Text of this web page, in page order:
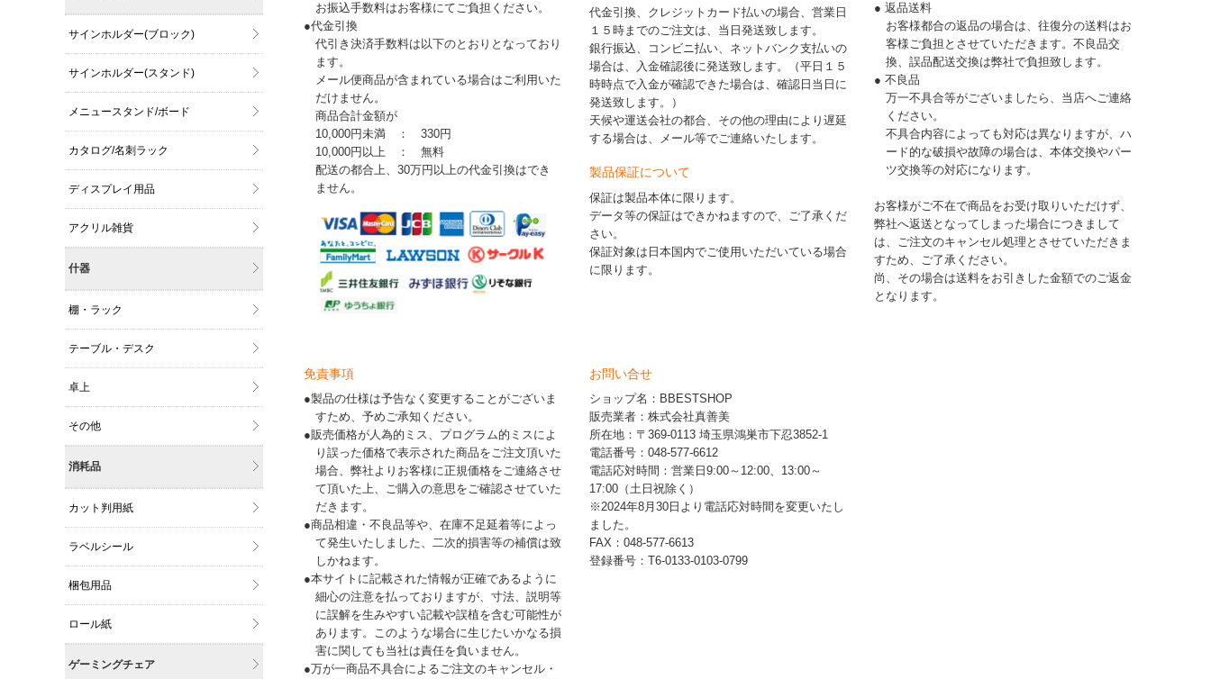
お振込手数料はお客様にてご負担ください。
●代金引換
代引き決済手数料は以下のとおりとなっており
ます。
メール便商品が含まれている場合はご利用いた
だけません。
商品合計金額が
10,000円未満 ： 330円
10,000円以上 ： 無料
配送の都合上、30万円以上の代金引換はでき
ません。
代金引換、クレジットカード払いの場合、営業日
１５時までのご注文は、当日発送致します。
銀行振込、コンビニ払い、ネットバンク支払いの
場合は、入金確認後に発送致します。（平日１５
時時点で入金が確認できた場合は、確認日当日に
発送致します。）
天候や運送会社の都合、その他の理由により遅延
する場合は、メール等でご連絡いたします。
製品保証について
保証は製品本体に限ります。
データ等の保証はできかねますので、ご了承くだ
さい。
保証対象は日本国内でご使用いただいている場合
に限ります。
● 返品送料
お客様都合の返品の場合は、往復分の送料はお
客様ご負担とさせていただきます。不良品交
換、誤品配送交換は弊社で負担致します。
● 不良品
万一不具合等がございましたら、当店へご連絡
ください。
不具合内容によっても対応は異なりますが、ハ
ード的な破損や故障の場合は、本体交換やパー
ツ交換等の対応になります。
お客様がご不在で商品をお受け取りいただけず、
弊社へ返送となってしまった場合につきまして
は、ご注文のキャンセル処理とさせていただきま
すため、ご了承ください。
尚、その場合は送料をお引きした金額でのご返金
となります。
免責事項
●製品の仕様は予告なく変更することがございま
すため、予めご承知ください。
●販売価格が人為的ミス、プログラム的ミスによ
り誤った価格で表示された商品をご注文頂いた
場合、弊社よりお客様に正規価格をご連絡させ
て頂いた上、ご購入の意思をご確認させていた
だきます。
●商品相違・不良品等や、在庫不足延着等によっ
て発生いたしました、二次的損害等の補償は致
しかねます。
●本サイトに記載された情報が正確であるように
細心の注意を払っておりますが、寸法、説明等
に誤解を生みやすい記載や誤植を含む可能性が
あります。このような場合に生じたいかなる損
害に関しても当社は責任を負いません。
●万が一商品不具合によるご注文のキャンセル・
お問い合せ
ショップ名：BBESTSHOP
販売業者：株式会社真善美
所在地：〒369-0113 埼玉県鴻巣市下忍3852-1
電話番号：048-577-6612
電話応対時間：営業日9:00～12:00、13:00～
17:00（土日祝除く）
※2024年8月30日より電話応対時間を変更いたし
ました。
FAX：048-577-6613
登録番号：T6-0133-0103-0799
サインホルダー(ブロック)
サインホルダー(スタンド)
メニュースタンド/ボード
カタログ/名刺ラック
ディスプレイ用品
アクリル雑貨
什器
棚・ラック
テーブル・デスク
卓上
その他
消耗品
カット判用紙
ラベルシール
梱包用品
ロール紙
ゲーミングチェア